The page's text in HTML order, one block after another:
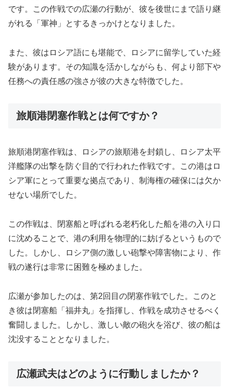
です。この作戦での広瀬の行動が、彼を後世にまで語り継
がれる「軍神」とするきっかけとなりました。
また、彼はロシア語にも堪能で、ロシアに留学していた経
験があります。その知識を活かしながらも、何より部下や
任務への責任感の強さが彼の大きな特徴でした。
旅順港閉塞作戦とは何ですか？
旅順港閉塞作戦は、ロシアの旅順港を封鎖し、ロシア太平
洋艦隊の出撃を防ぐ目的で行われた作戦です。この港はロ
シア軍にとって重要な拠点であり、制海権の確保には欠か
せない場所でした。
この作戦は、閉塞船と呼ばれる老朽化した船を港の入り口
に沈めることで、港の利用を物理的に妨げるというもので
した。しかし、ロシア側の激しい砲撃や障害物により、作
戦の遂行は非常に困難を極めました。
広瀬が参加したのは、第2回目の閉塞作戦でした。このと
き彼は閉塞船「福井丸」を指揮し、作戦を成功させるべく
奮闘しました。しかし、激しい敵の砲火を浴び、彼の船は
沈没することとなりました。
広瀬武夫はどのように行動しましたか？